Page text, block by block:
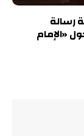
رسالة
«الإمام